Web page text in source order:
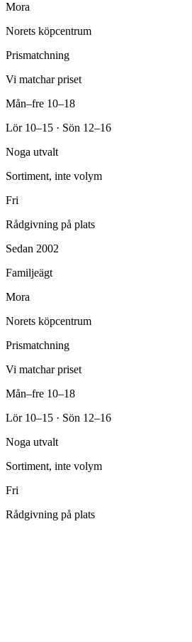
Mora
Norets köpcentrum
Prismatchning
Vi matchar priset
Mån–fre 10–18
Lör 10–15 · Sön 12–16
Noga utvalt
Sortiment, inte volym
Fri
Rådgivning på plats
Sedan 2002
Familjeägt
Mora
Norets köpcentrum
Prismatchning
Vi matchar priset
Mån–fre 10–18
Lör 10–15 · Sön 12–16
Noga utvalt
Sortiment, inte volym
Fri
Rådgivning på plats